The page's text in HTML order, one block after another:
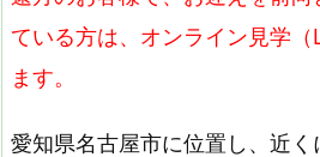
ている方は、オンライン見学（
ます。
愛知県名古屋市に位置し、近